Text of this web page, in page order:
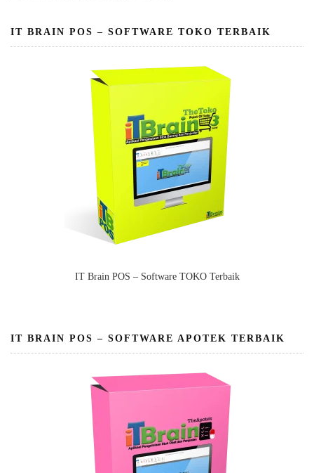
IT BRAIN POS – SOFTWARE TOKO TERBAIK
IT Brain POS – Software TOKO Terbaik
IT BRAIN POS – SOFTWARE APOTEK TERBAIK